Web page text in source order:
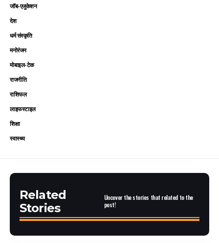
जॉब-एजुकेशन
देश
धर्म संस्कृति
मनोरंजन
मोबाइल-टेक
राजनीति
राशिफल
लाइफस्टाइल
शिक्षा
स्वास्थ्य
Related
Stories
Uncover the stories that related to the
post!